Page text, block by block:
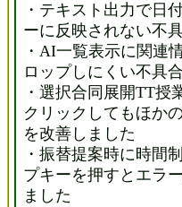
・テキスト出力で日
ーに反映されない不
・AI一覧表示に関連
ロップしにくい不具
・選択合同展開TT授
クリックしてもほか
を改善しました
・振替提案時に時間
プキーを押すとエラ
ました